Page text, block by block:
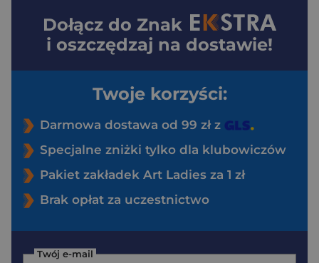
Dołącz do Znak
i oszczędzaj na dostawie!
Twoje korzyści:
Darmowa dostawa od 99 zł z
Specjalne zniżki tylko dla klubowiczów
Pakiet zakładek Art Ladies za 1 zł
Brak opłat za uczestnictwo
Twój e-mail